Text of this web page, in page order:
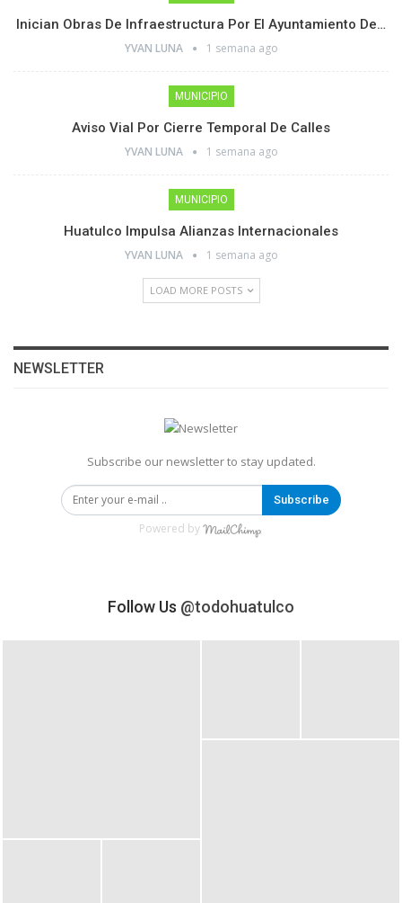
Inician Obras De Infraestructura Por El Ayuntamiento De…
YVAN LUNA 1 semana ago
MUNICIPIO
Aviso Vial Por Cierre Temporal De Calles
YVAN LUNA 1 semana ago
MUNICIPIO
Huatulco Impulsa Alianzas Internacionales
YVAN LUNA 1 semana ago
LOAD MORE POSTS
NEWSLETTER
Subscribe our newsletter to stay updated.
Subscribe
Powered by
Follow Us @todohuatulco